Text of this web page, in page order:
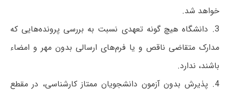
خواهد شد.
3. دانشگاه هیچ گونه تعهدی نسبت به بررسی پرونده‌هایی که
مدارک متقاضی ناقص و یا فرم‌های ارسالی بدون مهر و امضاء
باشند، ندارد.
4. پذیرش بدون آزمون دانشجویان ممتاز کارشناسی، در مقطع